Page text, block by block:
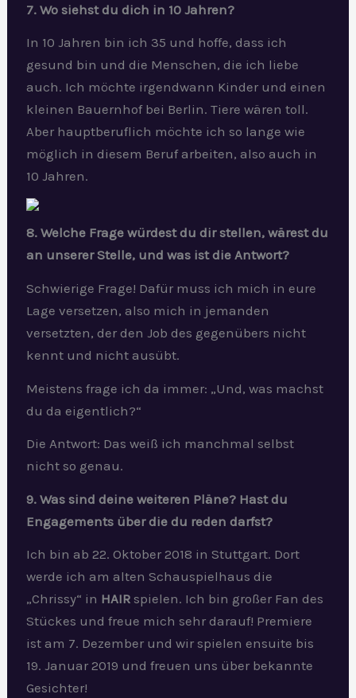
7. Wo siehst du dich in 10 Jahren?
In 10 Jahren bin ich 35 und hoffe, dass ich
gesund bin und die Menschen, die ich liebe
auch. Ich möchte irgendwann Kinder und einen
kleinen Bauernhof bei Berlin. Tiere wären toll.
Aber hauptberuflich möchte ich so lange wie
möglich in diesem Beruf arbeiten, also auch in
10 Jahren.
8. Welche Frage würdest du dir stellen, wärest du
an unserer Stelle, und was ist die Antwort?
Schwierige Frage! Dafür muss ich mich in eure
Lage versetzen, also mich in jemanden
versetzten, der den Job des gegenübers nicht
kennt und nicht ausübt.
Meistens frage ich da immer: „Und, was machst
du da eigentlich?“
Die Antwort: Das weiß ich manchmal selbst
nicht so genau.
9. Was sind deine weiteren Pläne? Hast du
Engagements über die du reden darfst?
Ich bin ab 22. Oktober 2018 in Stuttgart. Dort
werde ich am alten Schauspielhaus die
„Chrissy“ in HAIR spielen. Ich bin großer Fan des
Stückes und freue mich sehr darauf! Premiere
ist am 7. Dezember und wir spielen ensuite bis
19. Januar 2019 und freuen uns über bekannte
Gesichter!